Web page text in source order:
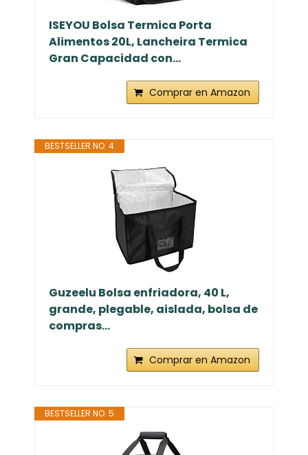
ISEYOU Bolsa Termica Porta
Alimentos 20L, Lancheira Termica
Gran Capacidad con...
Comprar en Amazon
BESTSELLER NO. 4
Guzeelu Bolsa enfriadora, 40 L,
grande, plegable, aislada, bolsa de
compras...
Comprar en Amazon
BESTSELLER NO. 5